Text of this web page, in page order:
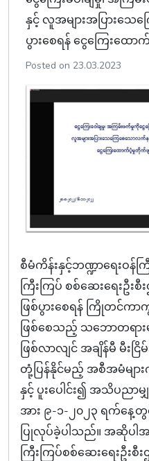
နှင့် လူအများအပြားသေ
ပွားစေရန် ငွေကြေးထေ
Posted on 23.03.2023
စီမံကိန်းနှင့်ဘဏ္ဍာရေးဝန်ကြီ
ကြီးကြပ် စစ်‌ဆေးရေးဦး
ဖြစ်ပွားစေရန် ကြိုတင်က
ဖြစ်စေသည့် သဘောတရားမ
ဖြစ်လာလျင် အချိန်မီ မီးင
တုံ့ပြန်နိုင်မည့် အစီအမံများ
နှင့် ပူးပေါင်း၍ အသိပညာ
အား ၉-၁-၂၀၂၃ ရက်နေ့တွ
ပြုလုပ်ခဲ့ပါသည်။ အဆိုပါအ
ကြီးကြပ်စစ်‌ဆေးရေးဦးစီး